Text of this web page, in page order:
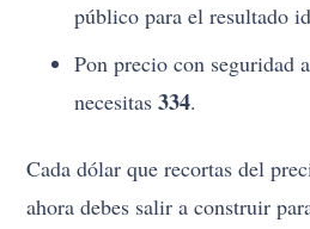
público para el resultado
Pon precio con seguridad
necesitas334.
Cada dólar que recortas del
ahora debes salir a construir